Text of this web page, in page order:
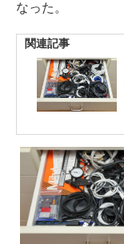
なった。
関連記事